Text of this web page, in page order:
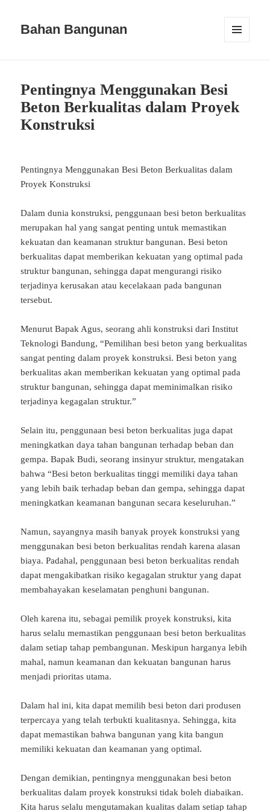
Bahan Bangunan
Pentingnya Menggunakan Besi
Beton Berkualitas dalam Proyek
Konstruksi
Pentingnya Menggunakan Besi Beton Berkualitas dalam
Proyek Konstruksi
Dalam dunia konstruksi, penggunaan besi beton berkualitas
merupakan hal yang sangat penting untuk memastikan
kekuatan dan keamanan struktur bangunan. Besi beton
berkualitas dapat memberikan kekuatan yang optimal pada
struktur bangunan, sehingga dapat mengurangi risiko
terjadinya kerusakan atau kecelakaan pada bangunan
tersebut.
Menurut Bapak Agus, seorang ahli konstruksi dari Institut
Teknologi Bandung, “Pemilihan besi beton yang berkualitas
sangat penting dalam proyek konstruksi. Besi beton yang
berkualitas akan memberikan kekuatan yang optimal pada
struktur bangunan, sehingga dapat meminimalkan risiko
terjadinya kegagalan struktur.”
Selain itu, penggunaan besi beton berkualitas juga dapat
meningkatkan daya tahan bangunan terhadap beban dan
gempa. Bapak Budi, seorang insinyur struktur, mengatakan
bahwa “Besi beton berkualitas tinggi memiliki daya tahan
yang lebih baik terhadap beban dan gempa, sehingga dapat
meningkatkan keamanan bangunan secara keseluruhan.”
Namun, sayangnya masih banyak proyek konstruksi yang
menggunakan besi beton berkualitas rendah karena alasan
biaya. Padahal, penggunaan besi beton berkualitas rendah
dapat mengakibatkan risiko kegagalan struktur yang dapat
membahayakan keselamatan penghuni bangunan.
Oleh karena itu, sebagai pemilik proyek konstruksi, kita
harus selalu memastikan penggunaan besi beton berkualitas
dalam setiap tahap pembangunan. Meskipun harganya lebih
mahal, namun keamanan dan kekuatan bangunan harus
menjadi prioritas utama.
Dalam hal ini, kita dapat memilih besi beton dari produsen
terpercaya yang telah terbukti kualitasnya. Sehingga, kita
dapat memastikan bahwa bangunan yang kita bangun
memiliki kekuatan dan keamanan yang optimal.
Dengan demikian, pentingnya menggunakan besi beton
berkualitas dalam proyek konstruksi tidak boleh diabaikan.
Kita harus selalu mengutamakan kualitas dalam setiap tahap